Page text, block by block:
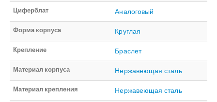
Циферблат Аналоговый
Форма корпуса Круглая
Крепление Браслет
Материал корпуса Нержавеющая сталь
Материал крепления Нержавеющая сталь